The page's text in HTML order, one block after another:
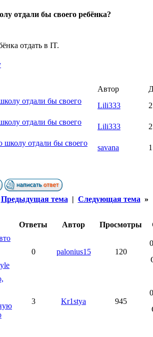
отдали бы своего ребёнка?
отдать в IT.
Автор
отдали бы своего
Lili333
отдали бы своего
Lili333
школу отдали бы своего
savana
Предыдущая тема | Следующая тема »
Ответы Автор Просмотры
0 palonius15 120
3 Kr1stya 945